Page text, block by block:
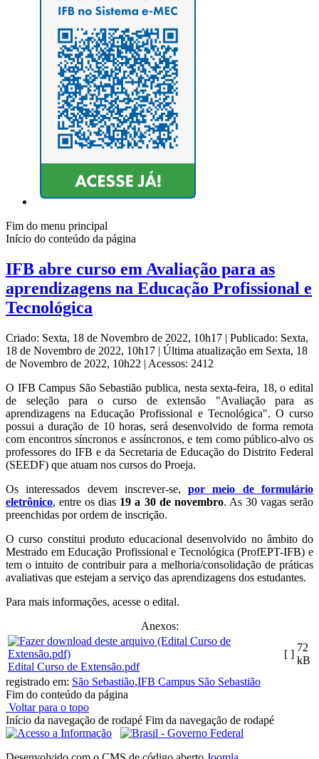
Fim do menu principal
Início do conteúdo da página
IFB abre curso em Avaliação para as
aprendizagens na Educação Profissional e
Tecnológica
Criado: Sexta, 18 de Novembro de 2022, 10h17 | Publicado: Sexta,
18 de Novembro de 2022, 10h17 | Última atualização em Sexta, 18
de Novembro de 2022, 10h22 | Acessos: 2412
O IFB Campus São Sebastião publica, nesta sexta-feira, 18, o edital
de seleção para o curso de extensão "Avaliação para as
aprendizagens na Educação Profissional e Tecnológica". O curso
possui a duração de 10 horas, será desenvolvido de forma remota
com encontros síncronos e assíncronos, e tem como público-alvo os
professores do IFB e da Secretaria de Educação do Distrito Federal
(SEEDF) que atuam nos cursos do Proeja.
Os interessados devem inscrever-se,por meio de formulário
eletrônico, entre os dias 19 a 30 de novembro. As 30 vagas serão
preenchidas por ordem de inscrição.
O curso constitui produto educacional desenvolvido no âmbito do
Mestrado em Educação Profissional e Tecnológica (ProfEPT-IFB) e
tem o intuito de contribuir para a melhoria/consolidação de práticas
avaliativas que estejam a serviço das aprendizagens dos estudantes.
Para mais informações, acesse o edital.
Anexos:
Edital Curso de Extensão.pdf
[ ]
72
kB
registrado em: São Sebastião,IFB Campus São Sebastião
Fim do conteúdo da página
Voltar para o topo
Início da navegação de rodapé Fim da navegação de rodapé